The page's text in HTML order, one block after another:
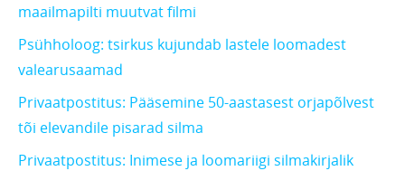
maailmapilti muutvat filmi
Psühholoog: tsirkus kujundab lastele loomadest
valearusaamad
Privaatpostitus: Pääsemine 50-aastasest orjapõlvest
tõi elevandile pisarad silma
Privaatpostitus: Inimese ja loomariigi silmakirjalik